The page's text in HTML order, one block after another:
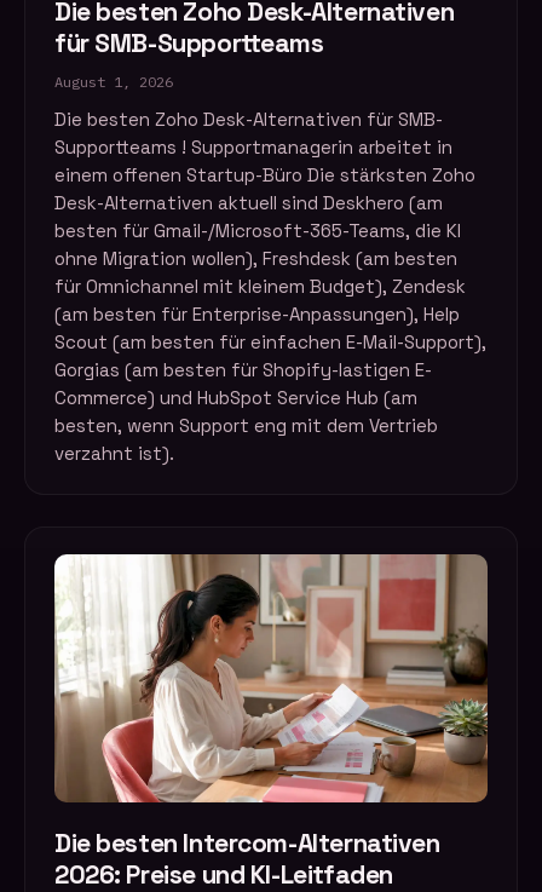
Die besten Zoho Desk-Alternativen
für SMB-Supportteams
August 1, 2026
Die besten Zoho Desk-Alternativen für SMB-
Supportteams ! Supportmanagerin arbeitet in
einem offenen Startup-Büro Die stärksten Zoho
Desk-Alternativen aktuell sind Deskhero (am
besten für Gmail-/Microsoft-365-Teams, die KI
ohne Migration wollen), Freshdesk (am besten
für Omnichannel mit kleinem Budget), Zendesk
(am besten für Enterprise-Anpassungen), Help
Scout (am besten für einfachen E-Mail-Support),
Gorgias (am besten für Shopify-lastigen E-
Commerce) und HubSpot Service Hub (am
besten, wenn Support eng mit dem Vertrieb
verzahnt ist).
Die besten Intercom-Alternativen
2026: Preise und KI-Leitfaden